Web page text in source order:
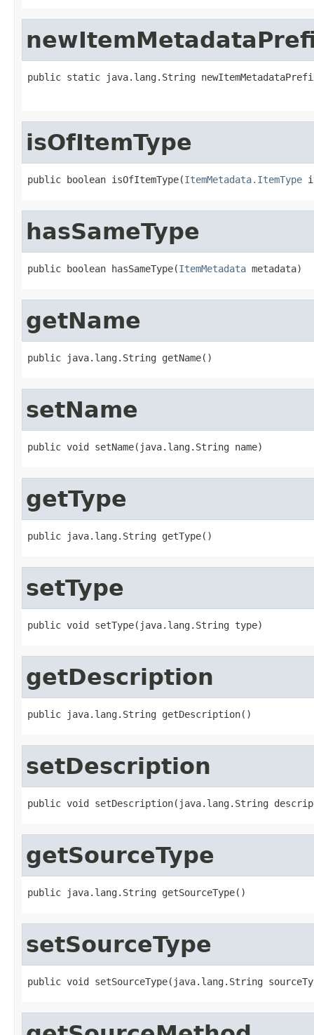
public static java.lang.String
isOfItemType
public boolean isOfItemType(ItemMetadata.ItemType
hasSameType
public boolean hasSameType(ItemMetadata metadata)
getName
public java.lang.String getName()
setName
public void setName(java.lang.String name)
getType
public java.lang.String getType()
setType
public void setType(java.lang.String type)
getDescription
public java.lang.String getDescription()
setDescription
public void setDescription(java.lang.String
getSourceType
public java.lang.String getSourceType()
setSourceType
public void setSourceType(java.lang.String